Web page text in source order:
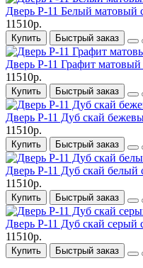
Дверь P-11 Белый матовый
11510р.
Купить Быстрый заказ
Дверь P-11 Графит матовый
11510р.
Купить Быстрый заказ
Дверь P-11 Дуб скай
11510р.
Купить Быстрый заказ
Дверь P-11 Дуб скай белый
11510р.
Купить Быстрый заказ
Дверь P-11 Дуб скай серый
11510р.
Купить Быстрый заказ